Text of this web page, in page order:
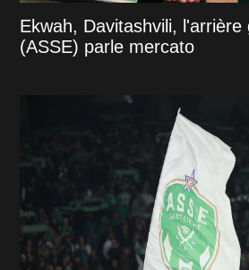
Ekwah, Davitashvili,
(ASSE) parle mercato